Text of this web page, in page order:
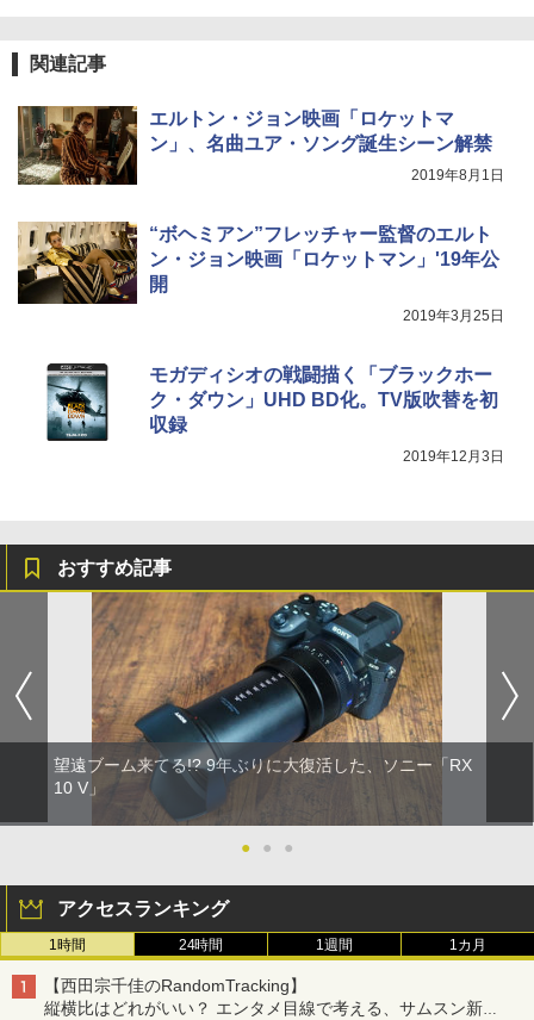
関連記事
エルトン・ジョン映画「ロケットマ
ン」、名曲ユア・ソング誕生シーン解禁
2019年8月1日
“ボヘミアン”フレッチャー監督のエルト
ン・ジョン映画「ロケットマン」'19年公
開
2019年3月25日
モガディシオの戦闘描く「ブラックホー
ク・ダウン」UHD BD化。TV版吹替を初
収録
2019年12月3日
おすすめ記事
望遠ブーム来てる!? 9年ぶりに大復活した、ソニー「RX
10 V」
● ● ●
アクセスランキング
1時間 24時間 1週間 1カ月
【西田宗千佳のRandomTracking】
縦横比はどれがいい？ エンタメ目線で考える、サムスン新